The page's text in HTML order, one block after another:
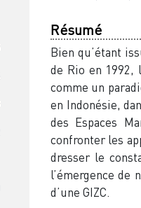
Résumé
Bien qu’étant
de Rio en 1992,
comme un
en Indonésie,
des Espaces
confronter les
dresser le
l’émergence de
d’une GIZC.